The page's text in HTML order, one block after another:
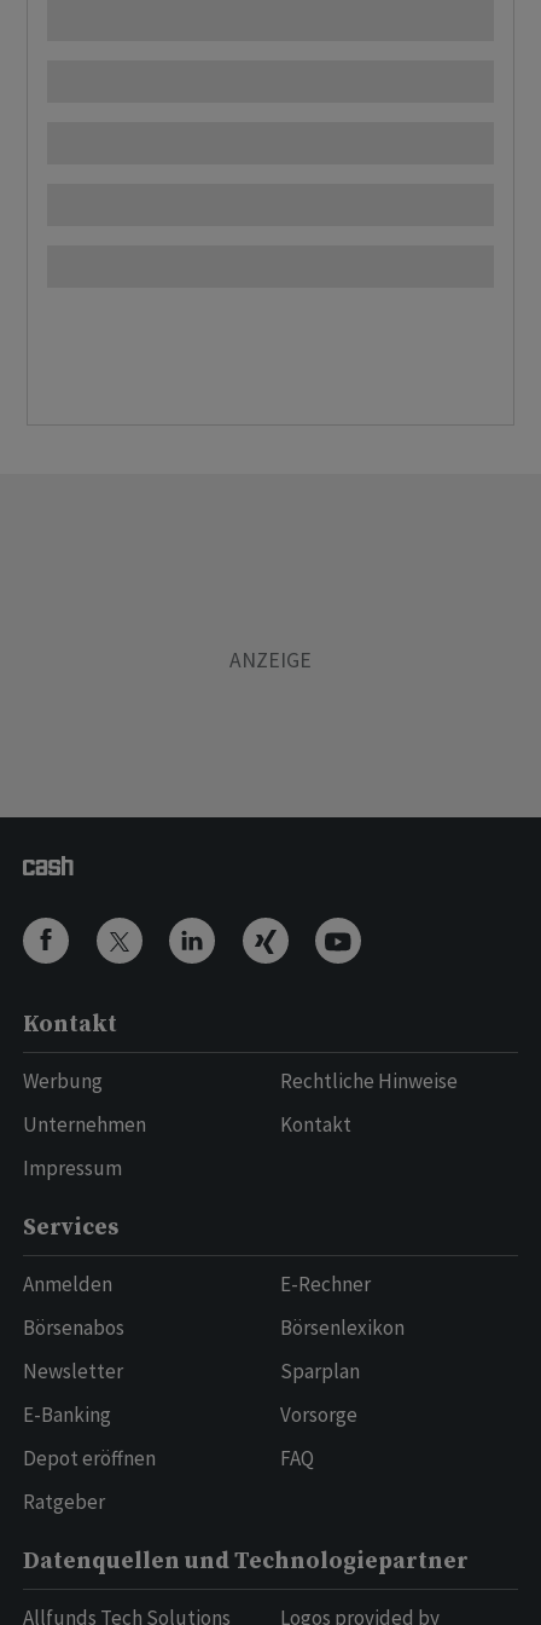
Kontakt
Werbung
Unternehmen
Impressum
Rechtliche Hinweise
Kontakt
Services
Anmelden
Börsenabos
Newsletter
E-Banking
Depot eröffnen
Ratgeber
E-Rechner
Börsenlexikon
Sparplan
Vorsorge
FAQ
Datenquellen und Technologiepartner
Allfunds Tech Solutions Logos provided by